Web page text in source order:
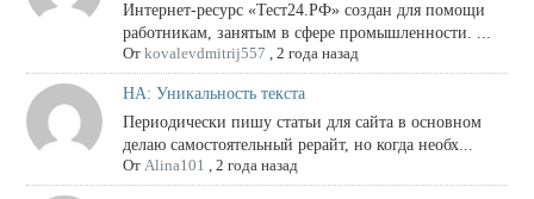
Интернет-ресурс «Тест24.РФ» создан для помощи
работникам, занятым в сфере промышленности. ...
От kovalevdmitrij557 , 2 года назад
НА: Уникальность текста
Периодически пишу статьи для сайта в основном
делаю самостоятельный рерайт, но когда необх...
От Alina101 , 2 года назад